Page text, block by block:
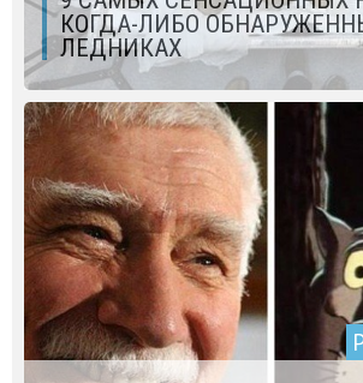
КОГДА-ЛИБО
ЛЕДНИКАХ